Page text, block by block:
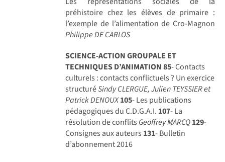
préhistoire chez les élèves de primaire :
l’exemple de l’alimentation de Cro-Magnon
Philippe DE CARLOS
SCIENCE-ACTION GROUPALE ET
TECHNIQUES D’ANIMATION85- Contacts
culturels : contacts conflictuels ? Un exercice
structuréSindy CLERGUE, Julien TEYSSIER et
Patrick DENOUX105- Les publications
pédagogiques du C.D.G.A.I. 107- La
résolution de conflits Geoffrey MARCQ129-
Consignes aux auteurs 131- Bulletin
d’abonnement 2016